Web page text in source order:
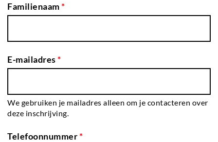
Familienaam*
E-mailadres*
We gebruiken je mailadres alleen om je contacteren over
deze inschrijving.
Telefoonnummer*